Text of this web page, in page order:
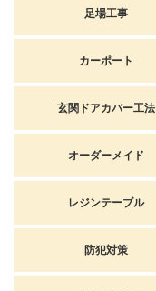
足場工事
カーポート
玄関ドアカバー工法
オーダーメイド
レジンテーブル
防犯対策